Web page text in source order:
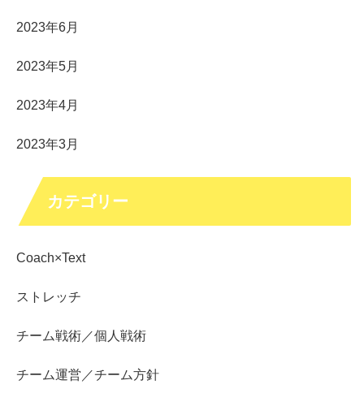
2023年6月
2023年5月
2023年4月
2023年3月
カテゴリー
Coach×Text
ストレッチ
チーム戦術／個人戦術
チーム運営／チーム方針